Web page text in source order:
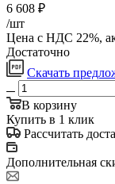
6 608 ₽
/шт
Цена с НДС 22%,
Достаточно
Скачать
В корзину
Купить в 1 клик
Рассчитать
Дополнительная